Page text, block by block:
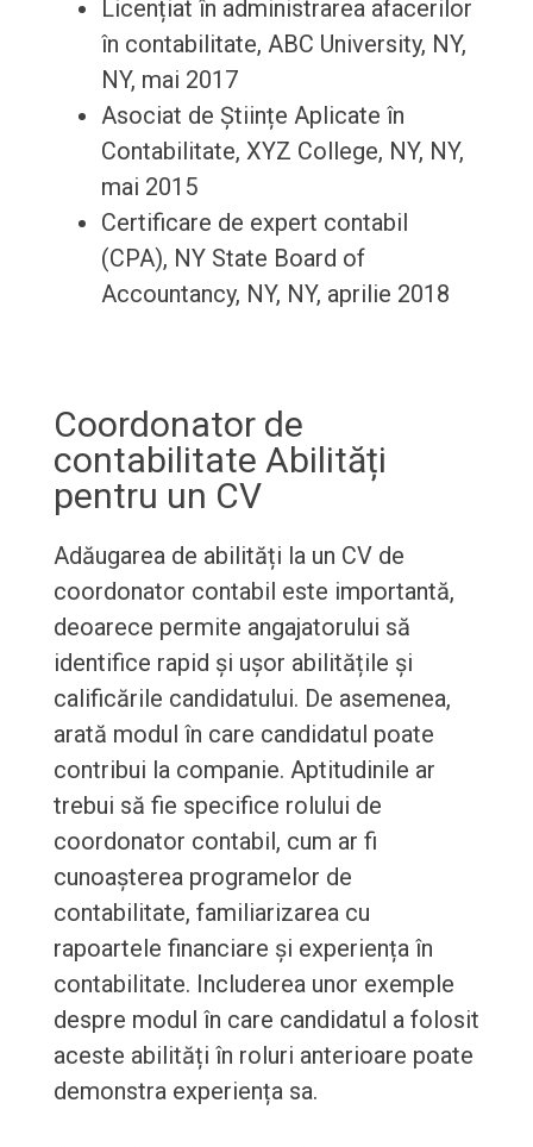
Licențiat în administrarea afacerilor
în contabilitate, ABC University, NY,
NY, mai 2017
Asociat de Științe Aplicate în
Contabilitate, XYZ College, NY, NY,
mai 2015
Certificare de expert contabil
(CPA), NY State Board of
Accountancy, NY, NY, aprilie 2018
Coordonator de
contabilitate Abilități
pentru un CV
Adăugarea de abilități la un CV de
coordonator contabil este importantă,
deoarece permite angajatorului să
identifice rapid și ușor abilitățile și
calificările candidatului. De asemenea,
arată modul în care candidatul poate
contribui la companie. Aptitudinile ar
trebui să fie specifice rolului de
coordonator contabil, cum ar fi
cunoașterea programelor de
contabilitate, familiarizarea cu
rapoartele financiare și experiența în
contabilitate. Includerea unor exemple
despre modul în care candidatul a folosit
aceste abilități în roluri anterioare poate
demonstra experiența sa.